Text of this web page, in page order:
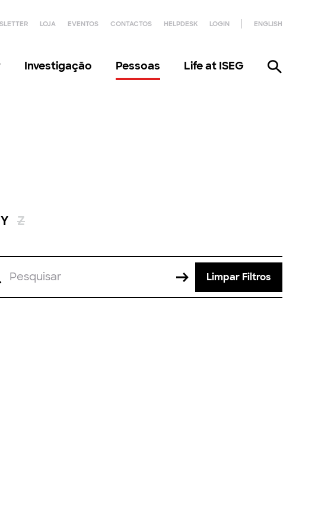
LOJA EVENTOS CONTACTOS HELPDESK LOGIN ENGLISH
Investigação Pessoas Life at ISEG
Y Z
Limpar Filtros